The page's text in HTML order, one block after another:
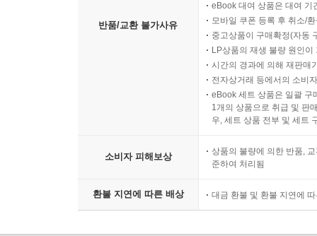
반품/교환 불가사유
eBook 대여 상품은 대여 기
모바일 쿠폰 등록 후 취소/
중고상품이 구매확정(자동
LP상품의 재생 불량 원인
시간의 경과에 의해 재판매
전자상거래 등에서의 소비
eBook 세트 상품은 일괄 구
1개의 상품으로 취급 및 판
우, 세트 상품 전부 및 세트
소비자 피해보상
상품의 불량에 의한 반품,
준하여 처리됨
환불 지연에 따른 배상 대금 환불 및 환불 지연에